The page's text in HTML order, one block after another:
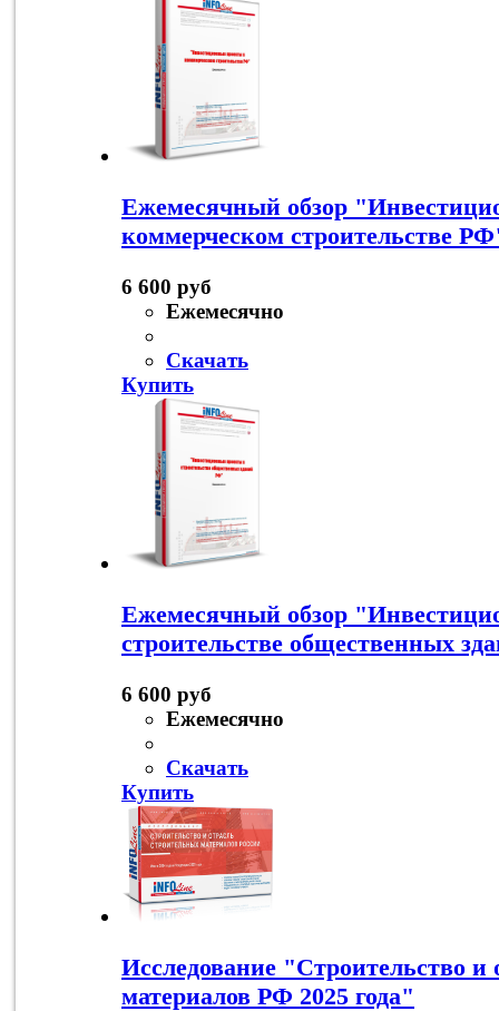
Ежемесячный обзор
коммерческом строительстве
6 600 руб
Ежемесячно
Скачать
Купить
Ежемесячный обзор
строительстве общественных
6 600 руб
Ежемесячно
Скачать
Купить
Исследование "Строительство и
материалов РФ 2025 года"